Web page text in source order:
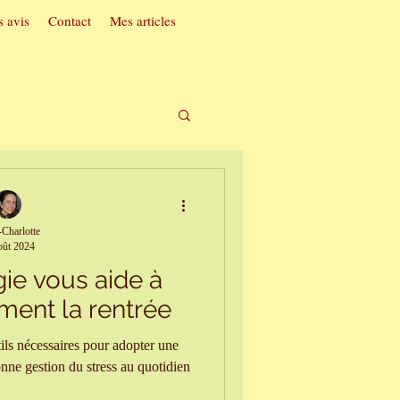
avis Contact Mes articles
acouphènes
vous aide à
la rentrée
nécessaires pour adopter une
gestion du stress au quotidien
2024